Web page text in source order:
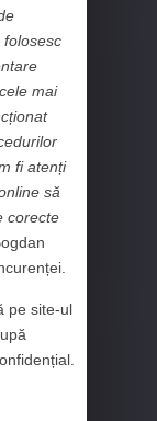
folosesc
mai
fi atenți
să
corecte
pe site-ul